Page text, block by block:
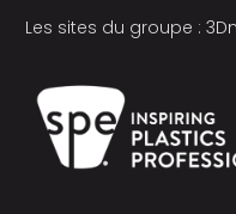
Les sites du groupe :